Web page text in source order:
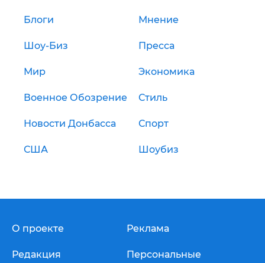
Блоги Мнение
Шоу-Биз Пресса
Мир Экономика
Военное Обозрение Стиль
Новости Донбасса Спорт
США Шоубиз
О проекте
Редакция
Реклама
Персональные